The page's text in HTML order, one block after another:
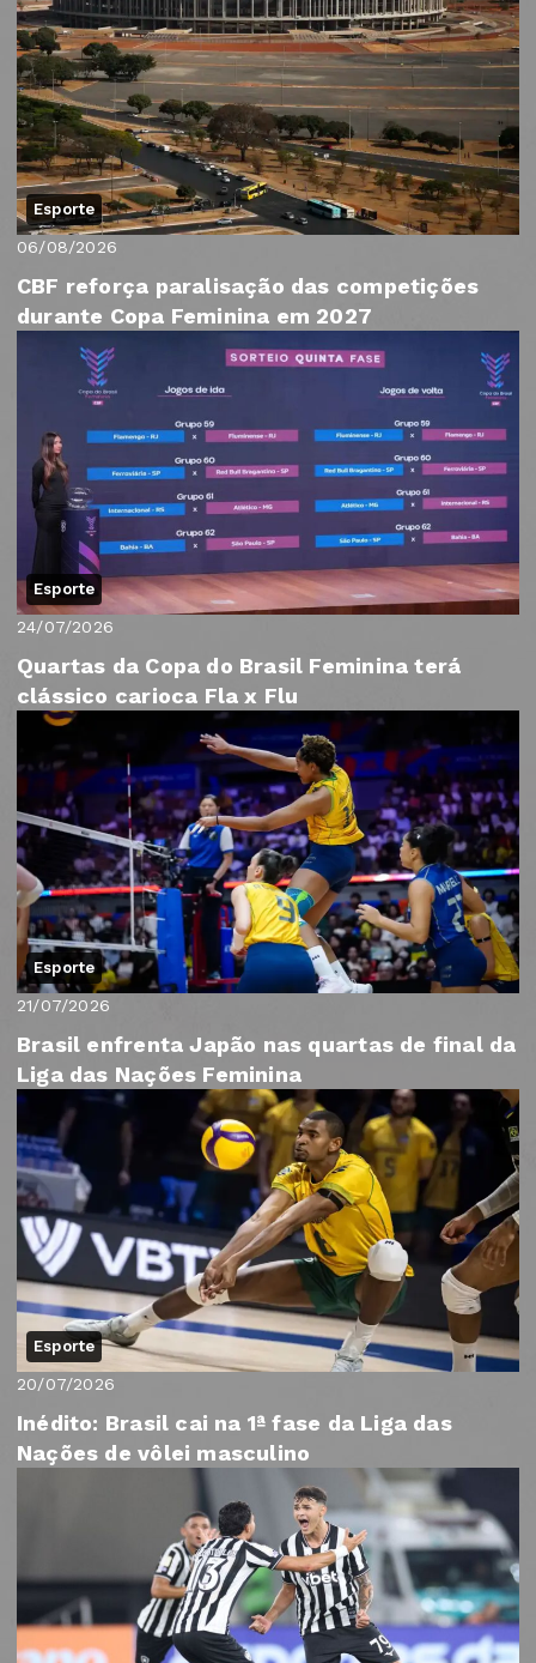
Esporte
06/08/2026
CBF reforça paralisação das competições
durante Copa Feminina em 2027
Esporte
24/07/2026
Quartas da Copa do Brasil Feminina terá
clássico carioca Fla x Flu
Esporte
21/07/2026
Brasil enfrenta Japão nas quartas de final da
Liga das Nações Feminina
Esporte
20/07/2026
Inédito: Brasil cai na 1ª fase da Liga das
Nações de vôlei masculino